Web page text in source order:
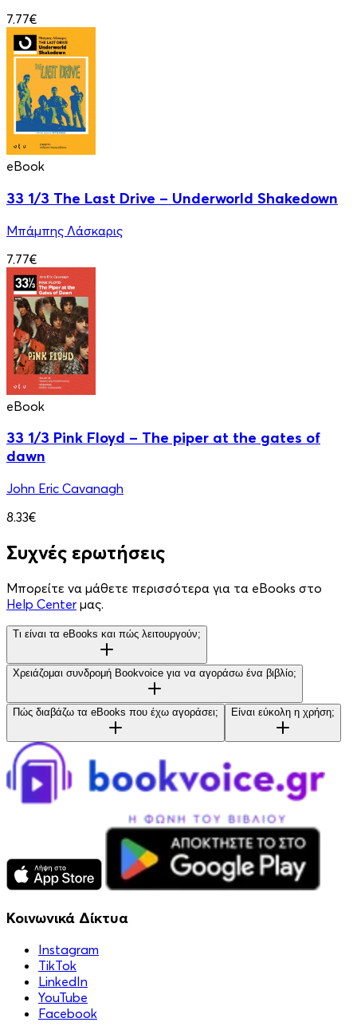
7.77€
eBook
33 1/3 Τhe Last Drive – Underworld Shakedown
Μπάμπης Λάσκαρις
7.77€
eBook
33 1/3 Pink Floyd – The piper at the gates of
dawn
John Eric Cavanagh
8.33€
Συχνές ερωτήσεις
Μπορείτε να μάθετε περισσότερα για τα eBooks στο
Help Center μας.
Τι είναι τα eBooks και πώς λειτουργούν;
Χρειάζομαι συνδρομή Bookvoice για να αγοράσω ένα βιβλίο;
Πώς διαβάζω τα eBooks που έχω αγοράσει; Είναι εύκολη η χρήση;
Κοινωνικά Δίκτυα
Instagram
TikTok
LinkedIn
YouTube
Facebook